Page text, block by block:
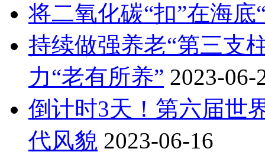
将二氧化碳“扣”在海底
持续做强养老“第三支
力“老有所养” 2023-06-
倒计时3天！第六届世
代风貌 2023-06-16